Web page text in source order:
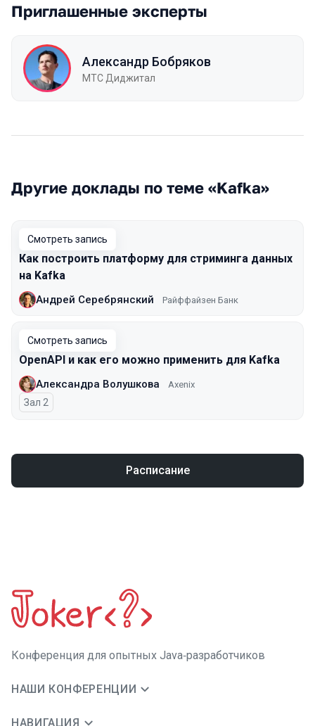
Приглашенные эксперты
Александр Бобряков
МТС Диджитал
Другие доклады по теме «Kafka»
Смотреть запись
Как построить платформу для стриминга данных
на Kafka
Андрей Серебрянский Райффайзен Банк
Смотреть запись
OpenAPI и как его можно применить для Kafka
Александра Волушкова Axenix
Зал 2
Расписание
Конференция для опытных Java‑разработчиков
НАШИ КОНФЕРЕНЦИИ
НАВИГАЦИЯ